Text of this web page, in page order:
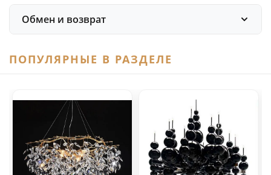
Обмен и возврат
ПОПУЛЯРНЫЕ В РАЗДЕЛЕ